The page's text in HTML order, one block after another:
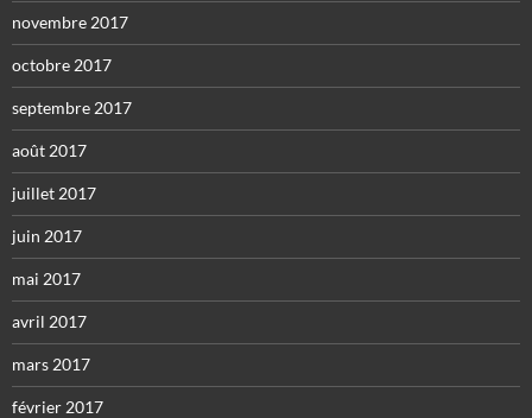
novembre 2017
octobre 2017
septembre 2017
août 2017
juillet 2017
juin 2017
mai 2017
avril 2017
mars 2017
février 2017